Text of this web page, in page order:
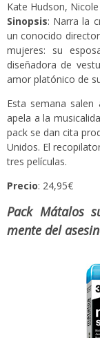
Kate Hudson,
Sinopsis: Narra la
un conocido
mujeres: su
diseñadora de
amor platónico de
Esta semana
apela a la
pack se dan cita
Unidos. El
tres películas.
Precio: 24,95€
Pack Mátalos
mente del